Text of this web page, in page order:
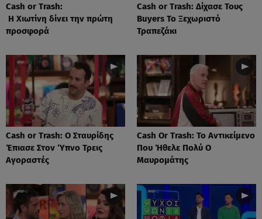
Cash or Trash:
Η Χιωτίνη δίνει την πρώτη
προσφορά
Cash or Trash: Δίχασε Τους
Buyers Το Ξεχωριστό
Τραπεζάκι
Cash or Trash: Ο Σταυρίδης
Έπιασε Στον Ύπνο Τρεις
Αγοραστές
Cash Or Trash: Το Αντικείμενο
Που Ήθελε Πολύ Ο
Μαυρομάτης